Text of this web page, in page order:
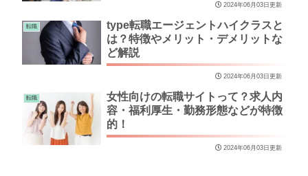
2024年06月03日更新
転職
type転職エージェントハイクラスと
は？特徴やメリット・デメリットな
ど解説
2024年06月03日更新
転職
女性向けの転職サイトって？求人内
容・福利厚生・勤務形態などが特徴
的！
2024年06月03日更新